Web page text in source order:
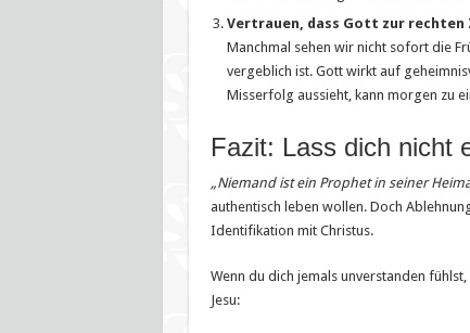
Vertrauen, dass Gott zur
Manchmal sehen wir nicht sofort die
vergeblich ist. Gott wirkt auf
Misserfolg aussieht, kann morgen zu
Fazit: Lass dich nicht
„Niemand ist ein Prophet in seiner
authentisch leben wollen. Doch
Identifikation mit Christus.
Wenn du dich jemals unverstanden
Jesu: